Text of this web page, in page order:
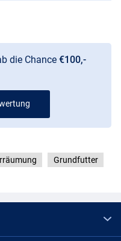
die Chance €100,-
Grundfutter